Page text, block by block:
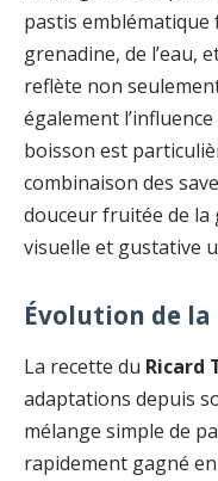
pastis emblématique
grenadine, de l’eau,
reflète non
également
boisson est
combinaison des
douceur fruitée de la
visuelle et gustative
Évolution de
La recette du Ricard
adaptations depuis
mélange simple de
rapidement gagné